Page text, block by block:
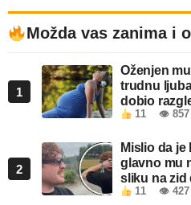
Možda vas zanima i
1
Oženjen
trudnu
dobio
kada je
11 👁 857
2
Mislio da
glavno mu
sliku na
11 👁 427